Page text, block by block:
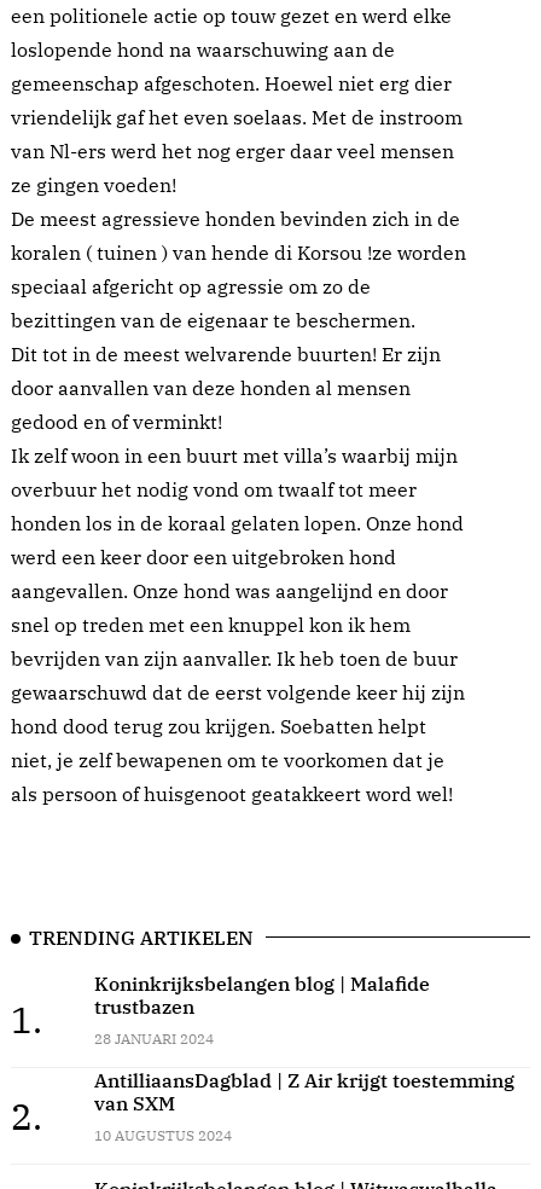
een politionele actie op touw gezet en werd elke
loslopende hond na waarschuwing aan de
gemeenschap afgeschoten. Hoewel niet erg dier
vriendelijk gaf het even soelaas. Met de instroom
van Nl-ers werd het nog erger daar veel mensen
ze gingen voeden!
De meest agressieve honden bevinden zich in de
koralen ( tuinen ) van hende di Korsou !ze worden
speciaal afgericht op agressie om zo de
bezittingen van de eigenaar te beschermen.
Dit tot in de meest welvarende buurten! Er zijn
door aanvallen van deze honden al mensen
gedood en of verminkt!
Ik zelf woon in een buurt met villa’s waarbij mijn
overbuur het nodig vond om twaalf tot meer
honden los in de koraal gelaten lopen. Onze hond
werd een keer door een uitgebroken hond
aangevallen. Onze hond was aangelijnd en door
snel op treden met een knuppel kon ik hem
bevrijden van zijn aanvaller. Ik heb toen de buur
gewaarschuwd dat de eerst volgende keer hij zijn
hond dood terug zou krijgen. Soebatten helpt
niet, je zelf bewapenen om te voorkomen dat je
als persoon of huisgenoot geatakkeert word wel!
TRENDING ARTIKELEN
1.
Koninkrijksbelangen blog | Malafide
trustbazen
28 JANUARI 2024
2.
AntilliaansDagblad | Z Air krijgt toestemming
van SXM
10 AUGUSTUS 2024